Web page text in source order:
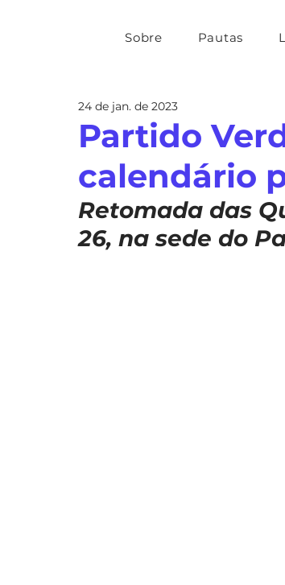
Sobre Pautas
Partido
calendário
24 de jan. de 2023
Retomada das
26, na sede do